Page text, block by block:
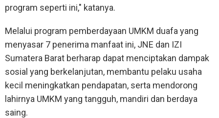
program seperti ini," katanya.
Melalui program pemberdayaan UMKM duafa yang
menyasar 7 penerima manfaat ini, JNE dan IZI
Sumatera Barat berharap dapat menciptakan dampak
sosial yang berkelanjutan, membantu pelaku usaha
kecil meningkatkan pendapatan, serta mendorong
lahirnya UMKM yang tangguh, mandiri dan berdaya
saing.